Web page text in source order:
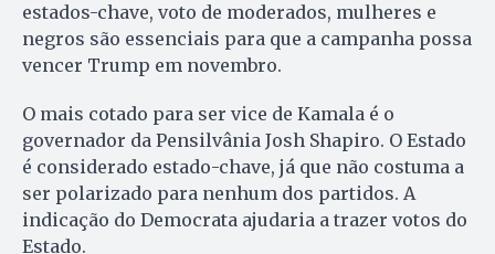
estados-chave, voto de moderados, mulheres e
negros são essenciais para que a campanha possa
vencer Trump em novembro.
O mais cotado para ser vice de Kamala é o
governador da Pensilvânia Josh Shapiro. O Estado
é considerado estado-chave, já que não costuma a
ser polarizado para nenhum dos partidos. A
indicação do Democrata ajudaria a trazer votos do
Estado.